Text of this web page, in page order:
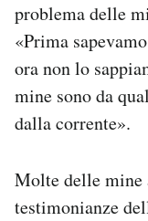
problema delle
«Prima
ora non lo
mine sono da
dalla corrente».
Molte delle mine
testimonianze